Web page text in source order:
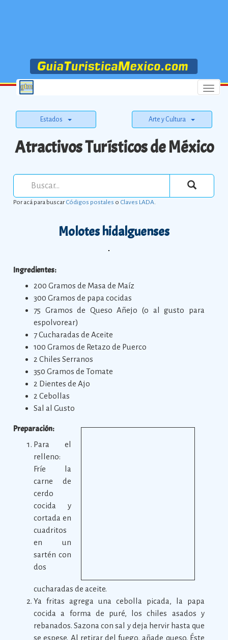
Menu
Estados Arte y Cultura
Atractivos Turísticos de México
Por acá para buscarCódigos postales o Claves LADA.
Molotes hidalguenses
Ingredientes:
200 Gramos de Masa de Maíz
300 Gramos de papa cocidas
75 Gramos de Queso Añejo (o al gusto para
espolvorear)
7 Cucharadas de Aceite
100 Gramos de Retazo de Puerco
2 Chiles Serranos
350 Gramos de Tomate
2 Dientes de Ajo
2 Cebollas
Sal al Gusto
Preparación:
Para el
relleno:
Fríe la
carne de
cerdo
cocida y
cortada en
cuadritos
en un
sartén con
dos
cucharadas de aceite.
Ya fritas agrega una cebolla picada, la papa
cocida a forma de puré, los chiles asados y
rebanados. Sazona con sal y deja hervir hasta que
se espese. Al retirar del fuego, añade queso. Éste